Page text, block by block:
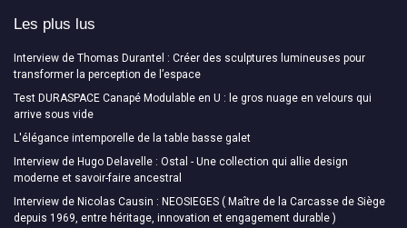
Les plus lus
Interview de Thomas Durantel : Créer des sculptures lumineuses pour
transformer la perception de l’espace
Test DURASPACE Canapé Modulable en U : le gros nuage en velours qui
arrive sous vide
L'élégance intemporelle de la table basse galet
Interview de Hugo Delavelle : Ostal - Une collection qui allie design
moderne et savoir-faire ancestral
Interview de Nicolas Causin : NEOSIEGES ( Maître de la Carcasse de Siège
depuis 1969, entre héritage, innovation et engagement durable )